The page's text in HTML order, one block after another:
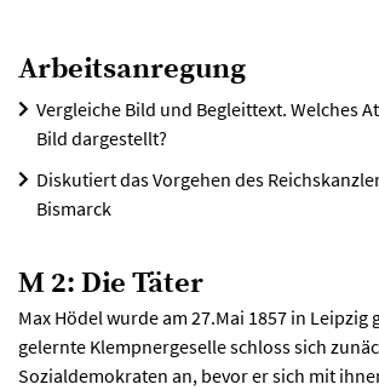
Arbeitsanregung
Vergleiche Bild und Begleittext. Welches
Bild dargestellt?
Diskutiert das Vorgehen des
Bismarck
M 2: Die Täter
Max Hödel wurde am 27.Mai 1857 in Leipzig
gelernte Klempnergeselle schloss sich
Sozialdemokraten an, bevor er sich mit